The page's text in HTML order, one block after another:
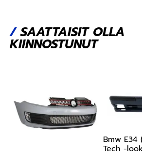
/SAATTAISIT OLLA
KIINNOSTUNUT
Bmw E34
Tech -